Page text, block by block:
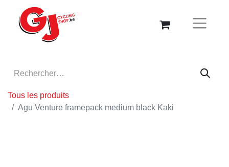
Tous les produits
Agu Venture framepack medium black Kaki